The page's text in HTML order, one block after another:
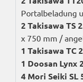
Portalbeladung
2 Takisawa TS
x 750 mm /
1 Takisawa TC
1 Doosan Lynx
4 Mori Seiki SL